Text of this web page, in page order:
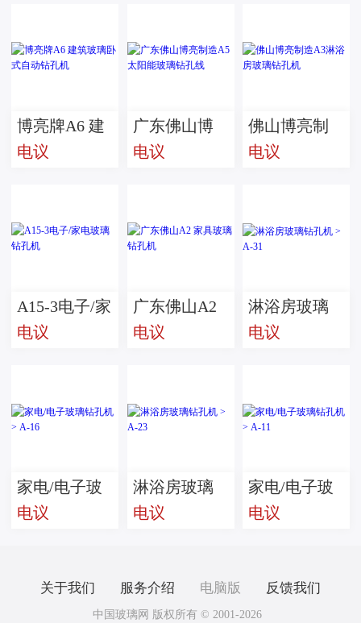
博亮牌A6 建
筑玻璃卧式
电议
广东佛山博
亮制造A5 太
电议
佛山博亮制
造A3淋浴房
电议
A15-3电子/家
电玻璃钻孔
电议
广东佛山A2
家具玻璃钻
电议
淋浴房玻璃
钻孔机 > A-
电议
家电/电子玻
璃钻孔机 >
电议
淋浴房玻璃
钻孔机 > A-
电议
家电/电子玻
璃钻孔机 >
电议
关于我们 服务介绍 电脑版 反馈我们
中国玻璃网 版权所有 © 2001-2026